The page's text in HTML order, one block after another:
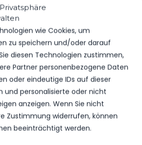
wie Cookies, um
zu speichern und/oder darauf
diesen Technologien zustimmen,
Partner personenbezogene Daten
oder eindeutige IDs auf dieser
und personalisierte oder nicht
anzeigen. Wenn Sie nicht
Zustimmung widerrufen, können
beeinträchtigt werden.